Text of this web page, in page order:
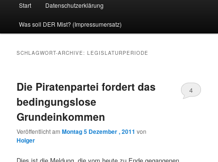
Zum
Inhalt
Zum
sekundären
Start Datenschutzerklärung
Was soll DER Mist? (Impressumersatz)
SCHLAGWORT-ARCHIVE:LEGISLATURPERIODE
Die Piratenpartei fordert das
bedingungslose
Grundeinkommen
Veröffentlicht amMontag 5 Dezember , 2011 von
Holger
4
Dies ist die Meldung, die vom heute zu Ende gegangenen